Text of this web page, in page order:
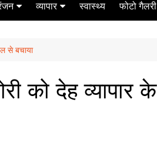
मसाला
व्यापार स्वास्थ्य फोटो गैलरी
से बचाया
को देह व्यापार के